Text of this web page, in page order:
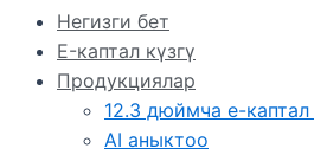
Негизги бет
E-каптал күзгү
Продукциялар
12.3 дюймча e-каптал
AI аныктоо